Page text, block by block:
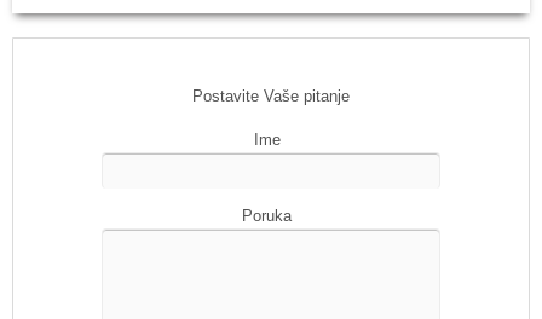
Postavite Vaše pitanje
Ime
Poruka